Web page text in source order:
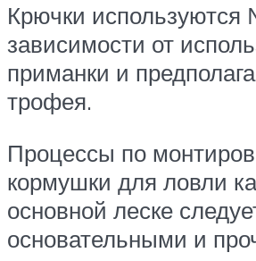
Крючки
зависимости от
приманки и
трофея.
Процессы по
кормушки для ловли
основной леске
основательными и